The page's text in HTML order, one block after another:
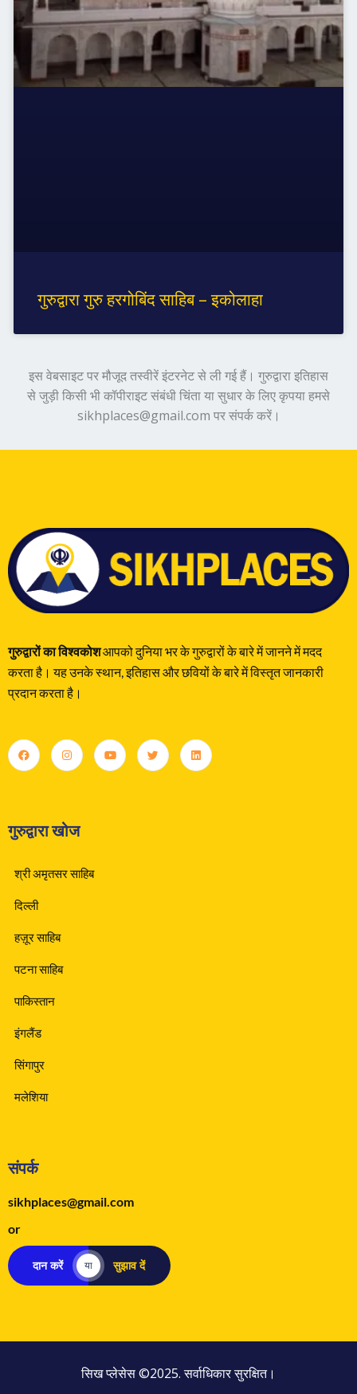
गुरुद्वारा गुरु हरगोबिंद साहिब – इकोलाहा
इस वेबसाइट पर मौजूद तस्वीरें इंटरनेट से ली गई हैं। गुरुद्वारा इतिहास
से जुड़ी किसी भी कॉपीराइट संबंधी चिंता या सुधार के लिए कृपया हमसे
sikhplaces@gmail.com पर संपर्क करें।
गुरुद्वारों का विश्वकोशआपको दुनिया भर के गुरुद्वारों के बारे में जानने में मदद
करता है। यह उनके स्थान, इतिहास और छवियों के बारे में विस्तृत जानकारी
प्रदान करता है।
गुरुद्वारा खोज
श्री अमृतसर साहिब
दिल्ली
हज़ूर साहिब
पटना साहिब
पाकिस्तान
इंगलैंड
सिंगापुर
मलेशिया
संपर्क
sikhplaces@gmail.com
or
दान करें या सुझाव दें
सिख प्लेसेस ©2025. सर्वाधिकार सुरक्षित।